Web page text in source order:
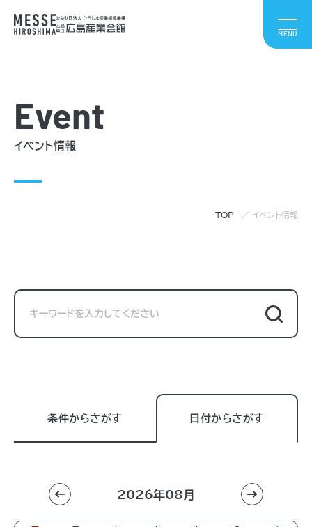
Event
イベント情報
TOP イベント情報
条件からさがす 日付からさがす
利用目的
2026年08月